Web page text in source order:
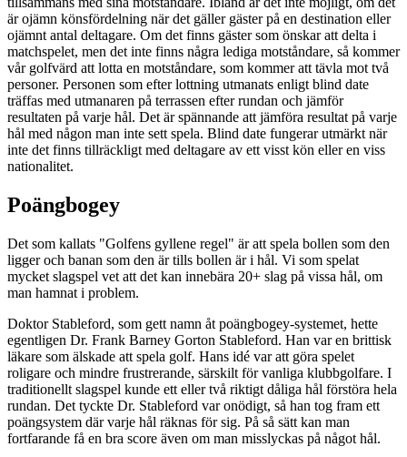
är ojämn könsfördelning när det gäller gäster på en destination eller
ojämnt antal deltagare. Om det finns gäster som önskar att delta i
matchspelet, men det inte finns några lediga motståndare, så kommer
vår golfvärd att lotta en motståndare, som kommer att tävla mot två
personer. Personen som efter lottning utmanats enligt blind date
träffas med utmanaren på terrassen efter rundan och jämför
resultaten på varje hål. Det är spännande att jämföra resultat på varje
hål med någon man inte sett spela. Blind date fungerar utmärkt när
inte det finns tillräckligt med deltagare av ett visst kön eller en viss
nationalitet.
Poängbogey
Det som kallats "Golfens gyllene regel" är att spela bollen som den
ligger och banan som den är tills bollen är i hål. Vi som spelat
mycket slagspel vet att det kan innebära 20+ slag på vissa hål, om
man hamnat i problem.
Doktor Stableford, som gett namn åt poängbogey-systemet, hette
egentligen Dr. Frank Barney Gorton Stableford. Han var en brittisk
läkare som älskade att spela golf. Hans idé var att göra spelet
roligare och mindre frustrerande, särskilt för vanliga klubbgolfare. I
traditionellt slagspel kunde ett eller två riktigt dåliga hål förstöra hela
rundan. Det tyckte Dr. Stableford var onödigt, så han tog fram ett
poängsystem där varje hål räknas för sig. På så sätt kan man
fortfarande få en bra score även om man misslyckas på något hål.